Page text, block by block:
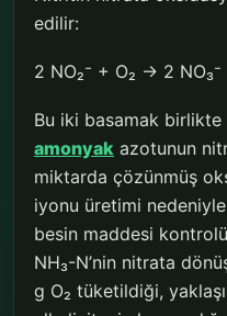
edilir:
2 NO₂⁻ + O₂ → 2 NO₃⁻
Bu iki basamak
amonyak azotunun
miktarda çözünmüş
iyonu üretimi nedeniyle
besin maddesi
NH₃-N’nin nitrata
g O₂ tüketildiği,